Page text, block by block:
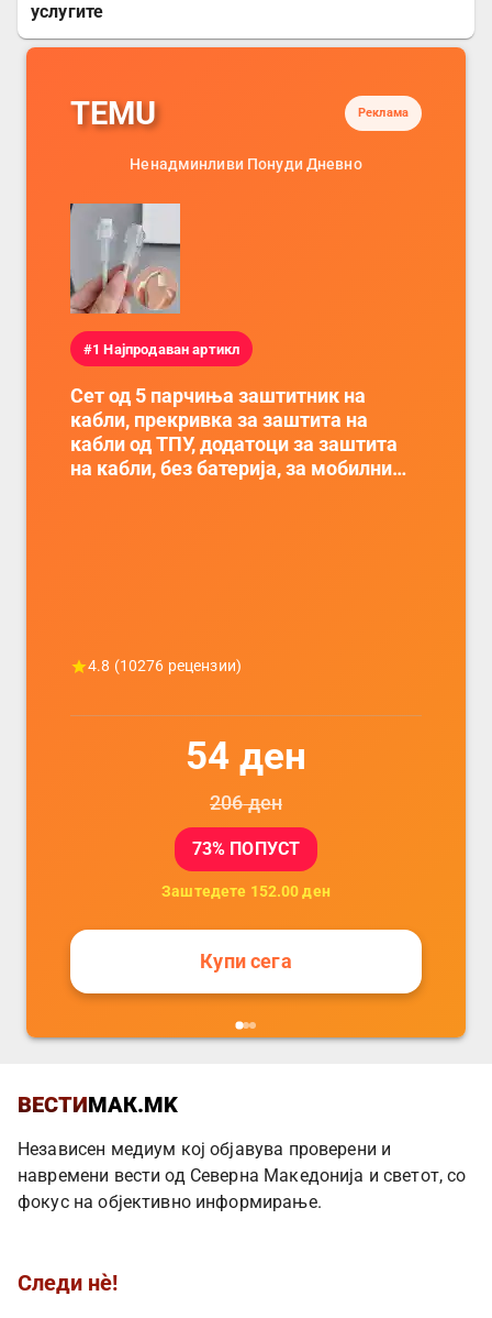
услугите
TEMU Реклама
Ненадминливи Понуди Дневно
#1 Најпродаван артикл
Сет од 5 парчиња заштитник на
кабли, прекривка за заштита на
кабли од ТПУ, додатоци за заштита
на кабли, без батерија, за мобилни
4.8 (10276 рецензии)
54 ден
206ден
73% ПОПУСТ
Заштедете 152.00 ден
Купи сега
ВЕСТИМАК.MK
Независен медиум кој објавува проверени и
навремени вести од Северна Македонија и светот, со
фокус на објективно информирање.
Следи нè!